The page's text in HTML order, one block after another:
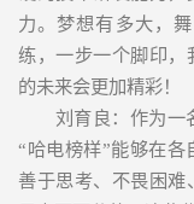
力。梦想有多大，
练，一步一个脚印，
的未来会更加精彩！
刘育良：作为一
“哈电榜样”能够在各
善于思考、不畏困难